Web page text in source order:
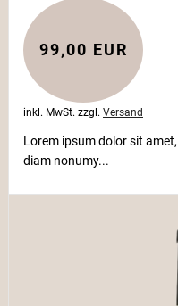
99,00 EUR
inkl. MwSt. zzgl. Versand
Lorem ipsum dolor sit
diam nonumy...